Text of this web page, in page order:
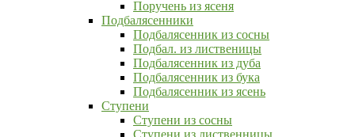
Поручень из ясеня
Подбалясенники
Подбалясенник из сосны
Подбал. из лиственицы
Подбалясенник из дуба
Подбалясенник из бука
Подбалясенник из ясень
Ступени
Ступени из сосны
Ступени из лиственницы